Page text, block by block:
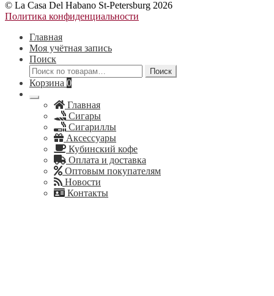
© La Casa Del Habano St-Petersburg 2026
Политика конфиденциальности
Главная
Моя учётная запись
Поиск
Искать:
Поиск
Корзина 0
Главная
Сигары
Сигариллы
Аксессуары
Кубинский кофе
Оплата и доставка
Оптовым покупателям
Новости
Контакты